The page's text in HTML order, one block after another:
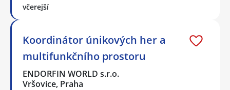
včerejší
Koordinátor únikových her a
multifunkčního prostoru
ENDORFIN WORLD s.r.o.
Vršovice, Praha